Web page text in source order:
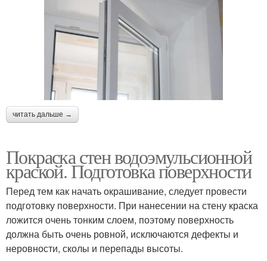
читать дальше →
Покраска стен водоэмульсионной
краской. Подготовка поверхности
Перед тем как начать окрашивание, следует провести
подготовку поверхности. При нанесении на стену краска
ложится очень тонким слоем, поэтому поверхность
должна быть очень ровной, исключаются дефекты и
неровности, сколы и перепады высоты.